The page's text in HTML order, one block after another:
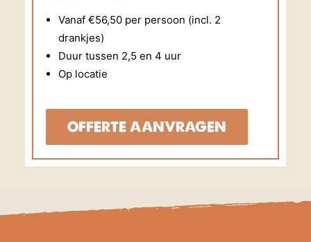
Vanaf €56,50 per persoon (incl. 2
drankjes)
Duur tussen 2,5 en 4 uur
Op locatie
OFFERTE AANVRAGEN